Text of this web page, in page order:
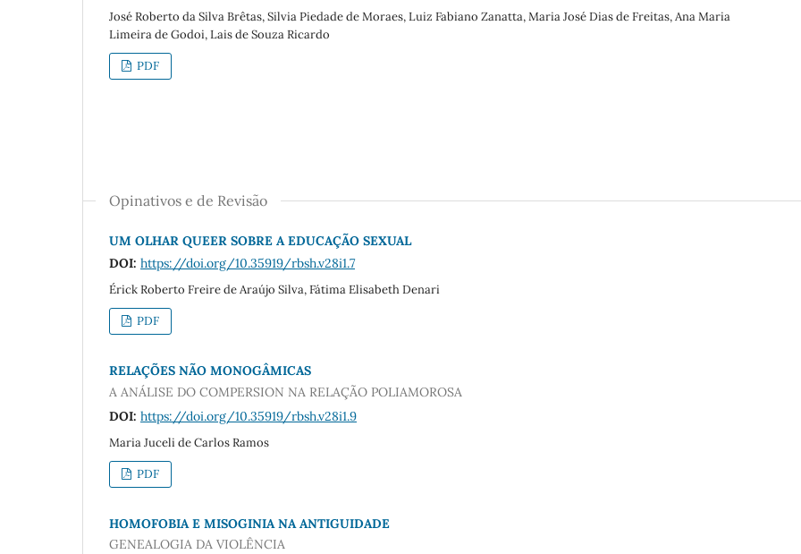
José Roberto da Silva Brêtas, Silvia Piedade de Moraes, Luiz Fabiano Zanatta, Maria José Dias de Freitas, Ana Maria
Limeira de Godoi, Lais de Souza Ricardo
PDF
Opinativos e de Revisão
UM OLHAR QUEER SOBRE A EDUCAÇÃO SEXUAL
DOI: https://doi.org/10.35919/rbsh.v28i1.7
Érick Roberto Freire de Araújo Silva, Fátima Elisabeth Denari
PDF
RELAÇÕES NÃO MONOGÂMICAS
A ANÁLISE DO COMPERSION NA RELAÇÃO POLIAMOROSA
DOI: https://doi.org/10.35919/rbsh.v28i1.9
Maria Juceli de Carlos Ramos
PDF
HOMOFOBIA E MISOGINIA NA ANTIGUIDADE
GENEALOGIA DA VIOLÊNCIA